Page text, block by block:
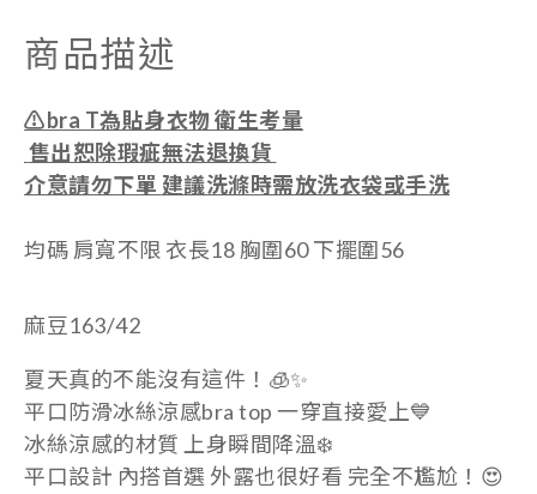
商品描述
⚠️bra T為貼身衣物 衛生考量
售出恕除瑕疵無法退換貨
介意請勿下單 建議洗滌時需放洗衣袋或手洗
均碼 肩寬不限 衣長18 胸圍60 下擺圍56
麻豆163/42
夏天真的不能沒有這件！🧊✨
平口防滑冰絲涼感bra top 一穿直接愛上💙
冰絲涼感的材質 上身瞬間降溫❄️
平口設計 內搭首選 外露也很好看 完全不尷尬！😍